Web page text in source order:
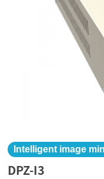
Intelligent image
DPZ-I3